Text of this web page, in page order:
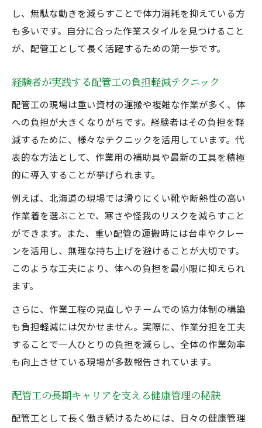
し、無駄な動きを減らすことで体力消耗を抑えている方
も多いです。自分に合った作業スタイルを見つけること
が、配管工として長く活躍するための第一歩です。
経験者が実践する配管工の負担軽減テクニック
配管工の現場は重い資材の運搬や複雑な作業が多く、体
への負担が大きくなりがちです。経験者はその負担を軽
減するために、様々なテクニックを活用しています。代
表的な方法として、作業用の補助具や最新の工具を積極
的に導入することが挙げられます。
例えば、北海道の現場では滑りにくい靴や断熱性の高い
作業着を選ぶことで、寒さや怪我のリスクを減らすこと
ができます。また、重い配管の運搬時には台車やクレー
ンを活用し、無理な持ち上げを避けることが大切です。
このような工夫により、体への負担を最小限に抑えられ
ます。
さらに、作業工程の見直しやチームでの協力体制の構築
も負担軽減には欠かせません。実際に、作業分担を工夫
することで一人ひとりの負担を減らし、全体の作業効率
も向上させている現場が多数報告されています。
配管工の長期キャリアを支える健康管理の秘訣
配管工として長く働き続けるためには、日々の健康管理